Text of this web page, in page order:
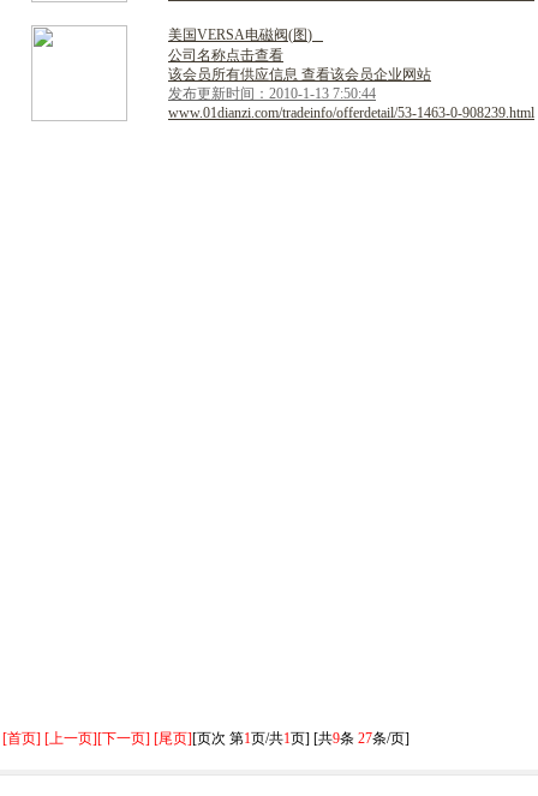
美国VERSA电磁阀(图)
公司名称点击查看
该会员所有供应信息 查看该会员企业网站
发布更新时间：2010-1-13 7:50:44
www.01dianzi.com/tradeinfo/offerdetail/53-1463-0-908239.html
[首页] [上一页][下一页] [尾页][页次 第1页/共1页] [共9条 27条/页]